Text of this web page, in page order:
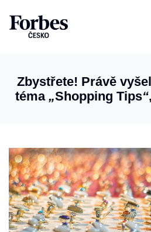
Zbystřete! Právě
téma „Shopping Tips“